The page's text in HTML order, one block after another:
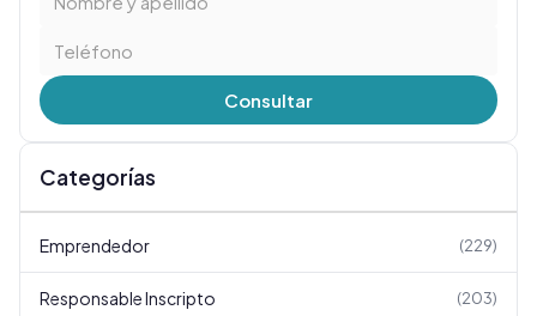
Consultar
Categorías
Emprendedor (229)
Responsable Inscripto (203)